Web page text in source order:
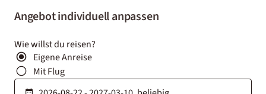
Angebot individuell anpassen
Wie willst du reisen?
Eigene Anreise
Mit Flug